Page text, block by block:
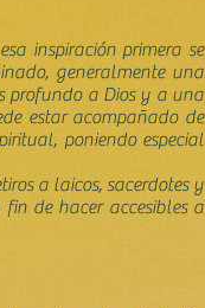
inspiración primera se
generalmente una
profundo a Dios y a una
estar acompañado de
poniendo especial
a laicos, sacerdotes y
de hacer accesibles a